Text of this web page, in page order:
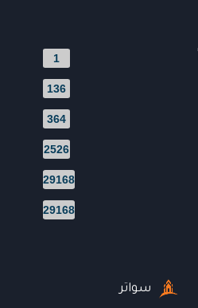
1
136
364
2526
29168
29168
سواتر